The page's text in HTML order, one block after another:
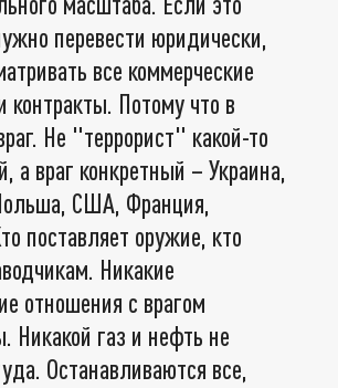
перевести юридически,
все коммерческие
контракты. Потому что в
Не "террорист" какой-то
а враг конкретный – Украина,
США, Франция,
поставляет оружие, кто
Никакие
отношения с врагом
Никакой газ и нефть не
Останавливаются все,